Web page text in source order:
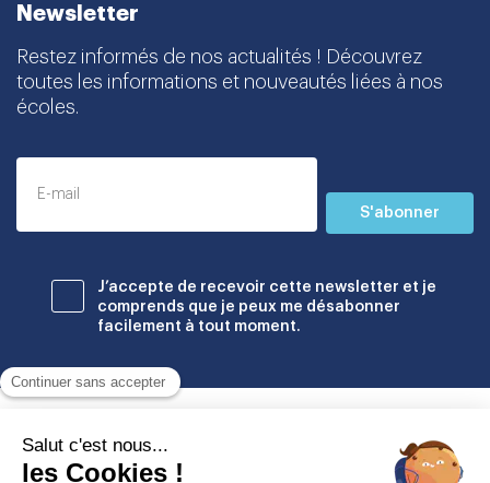
Newsletter
Restez informés de nos actualités ! Découvrez
toutes les informations et nouveautés liées à nos
écoles.
J’accepte de recevoir cette newsletter et je
comprends que je peux me désabonner
facilement à tout moment.
S'abonner